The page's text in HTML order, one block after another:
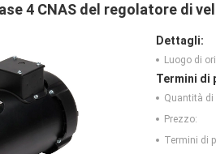
4 CNAS del regolatore di
Dettagli:
Luogo di
Termini di
Quantità di
Prezzo:
Termini di